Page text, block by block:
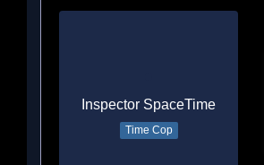
Inspector SpaceTime
Time Cop